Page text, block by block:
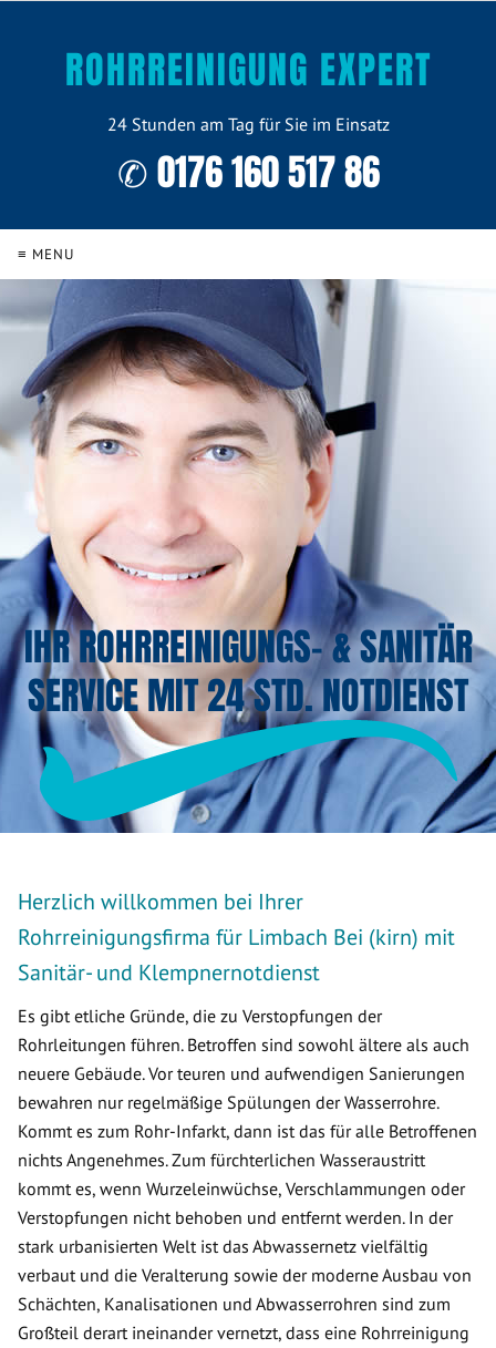
ROHRREINIGUNG EXPERT
24 Stunden am Tag für Sie im Einsatz
✆ 0176 160 517 86
≡ MENU
IHR ROHRREINIGUNGS- & SANITÄR
SERVICE MIT 24 STD. NOTDIENST
Herzlich willkommen bei Ihrer
Rohrreinigungsfirma für Limbach Bei (kirn) mit
Sanitär- und Klempnernotdienst
Es gibt etliche Gründe, die zu Verstopfungen der
Rohrleitungen führen. Betroffen sind sowohl ältere als auch
neuere Gebäude. Vor teuren und aufwendigen Sanierungen
bewahren nur regelmäßige Spülungen der Wasserrohre.
Kommt es zum Rohr-Infarkt, dann ist das für alle Betroffenen
nichts Angenehmes. Zum fürchterlichen Wasseraustritt
kommt es, wenn Wurzeleinwüchse, Verschlammungen oder
Verstopfungen nicht behoben und entfernt werden. In der
stark urbanisierten Welt ist das Abwassernetz vielfältig
verbaut und die Veralterung sowie der moderne Ausbau von
Schächten, Kanalisationen und Abwasserrohren sind zum
Großteil derart ineinander vernetzt, dass eine Rohrreinigung